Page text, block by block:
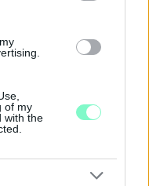
of my
with the
egyikük